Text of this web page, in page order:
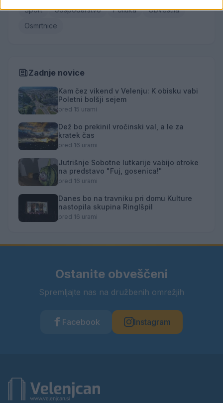
Šport
Gospodarstvo Politika
Obvestila
Osmrtnice
Zadnje novice
Kam čez vikend v Velenju: K obisku vabi
Poletni bolšji sejem
pred 15 urami
Dež bo prekinil vročinski val, a le za
kratek čas
pred 16 urami
Jutrišnje Sobotne lutkarije vabijo otroke
na predstavo "Fuj, gosenica!"
pred 16 urami
Danes bo na travniku pri domu Kulture
nastopila skupina Ringlšpil
pred 16 urami
Ostanite obveščeni
Spremljajte nas na družbenih omrežjih
Facebook Instagram